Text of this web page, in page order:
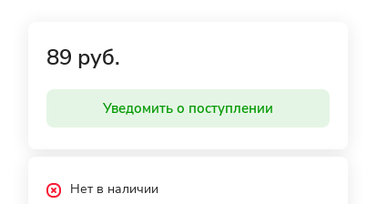
89 руб.
Уведомить о поступлении
Нет в наличии